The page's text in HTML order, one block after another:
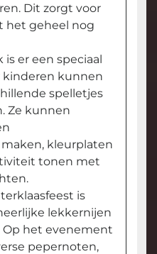
Dit zorgt voor
het geheel nog
er een speciaal
kunnen
spelletjes
Ze kunnen
kleurplaten
tonen met
is
lekkernijen
Op het evenement
pepernoten,